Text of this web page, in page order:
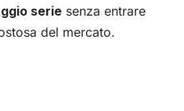
serie senza entrare
del mercato.